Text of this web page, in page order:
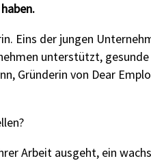
Eins der jungen
unterstützt, gesunde
Gründerin von Dear
Arbeit ausgeht, ein